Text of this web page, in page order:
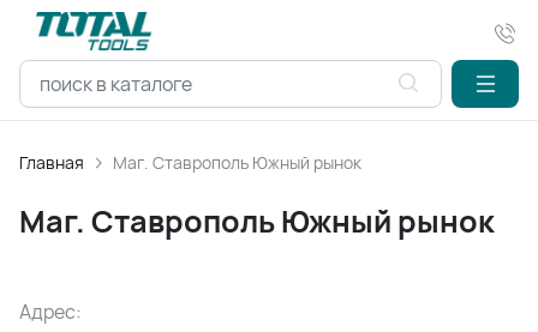
Главная Маг. Ставрополь Южный рынок
Маг. Ставрополь Южный рынок
Адрес: